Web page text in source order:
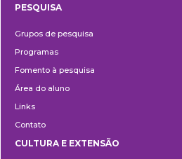
PESQUISA
Grupos de pesquisa
Programas
Fomento à pesquisa
Área do aluno
Links
Contato
CULTURA E EXTENSÃO